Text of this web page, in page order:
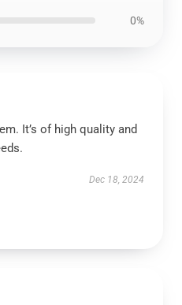
0%
It’s of high quality and
Dec 18, 2024